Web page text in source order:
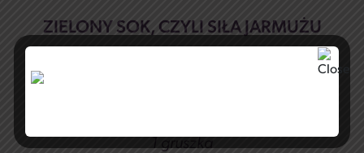
ZIELONY SOK, CZYLI SIŁA JARMUŻU
1 gruszka